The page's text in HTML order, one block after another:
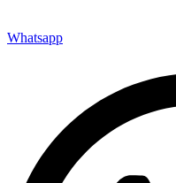
Whatsapp